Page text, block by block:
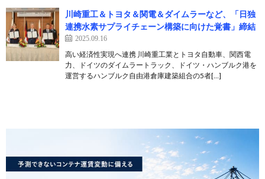
川崎重工＆トヨタ＆関電＆ダイムラーなど、「日独
連携水素サプライチェーン構築に向けた覚書」締結
2025.09.16
高い経済性実現へ連携 川崎重工業とトヨタ自動車、関西電
力、ドイツのダイムラートラック、ドイツ・ハンブルク港を
運営するハンブルク自由港倉庫建築組合の5者[…]